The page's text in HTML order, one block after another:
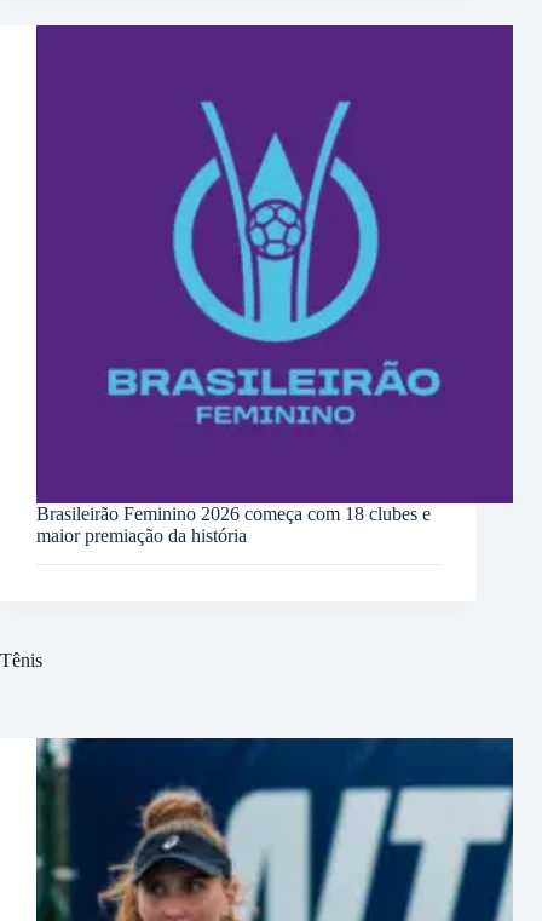
Brasileirão Feminino 2026 começa com 18 clubes e
maior premiação da história
Tênis